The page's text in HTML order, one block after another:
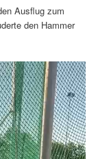
Ausflug zum
den Hammer